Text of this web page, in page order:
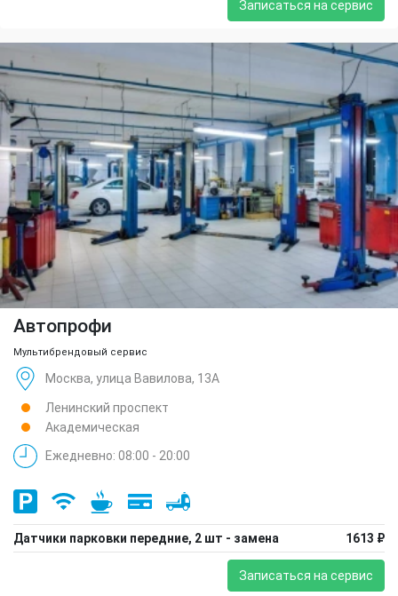
Записаться на сервис
Автопрофи
Мультибрендовый сервис
Москва, улица Вавилова, 13А
Ленинский проспект
Академическая
Ежедневно: 08:00 - 20:00
Датчики парковки передние, 2 шт - замена 1613 ₽
Записаться на сервис